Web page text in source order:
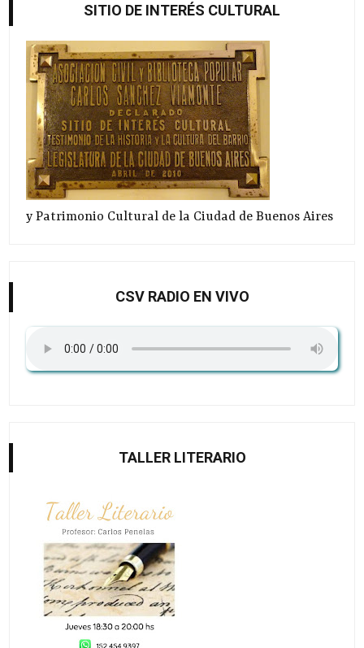
SITIO DE INTERÉS CULTURAL
y Patrimonio Cultural de la Ciudad de Buenos Aires
CSV RADIO EN VIVO
TALLER LITERARIO